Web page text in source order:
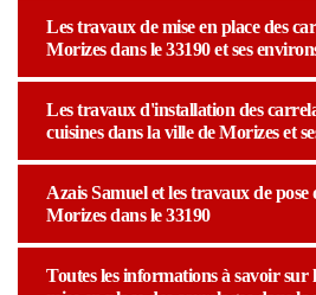
Les travaux de mise en place des
Morizes dans le 33190 et ses
Les travaux d'installation des
cuisines dans la ville de Morizes et
Azais Samuel et les travaux de pose
Morizes dans le 33190
Toutes les informations à savoir sur